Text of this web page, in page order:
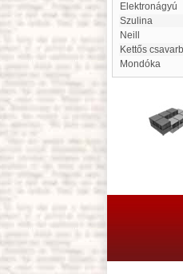
Elektronágyú
Szulina
Neill
Kettős
Mondóka